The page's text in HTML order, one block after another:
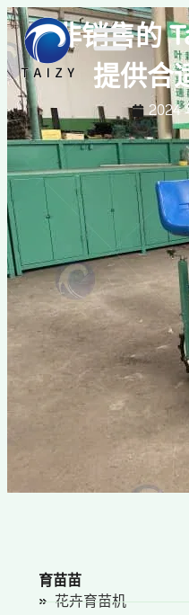
南非销售的
提供合
2024
育苗苗
花卉育苗机